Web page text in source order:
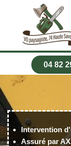
04 82
Intervention
Assuré par